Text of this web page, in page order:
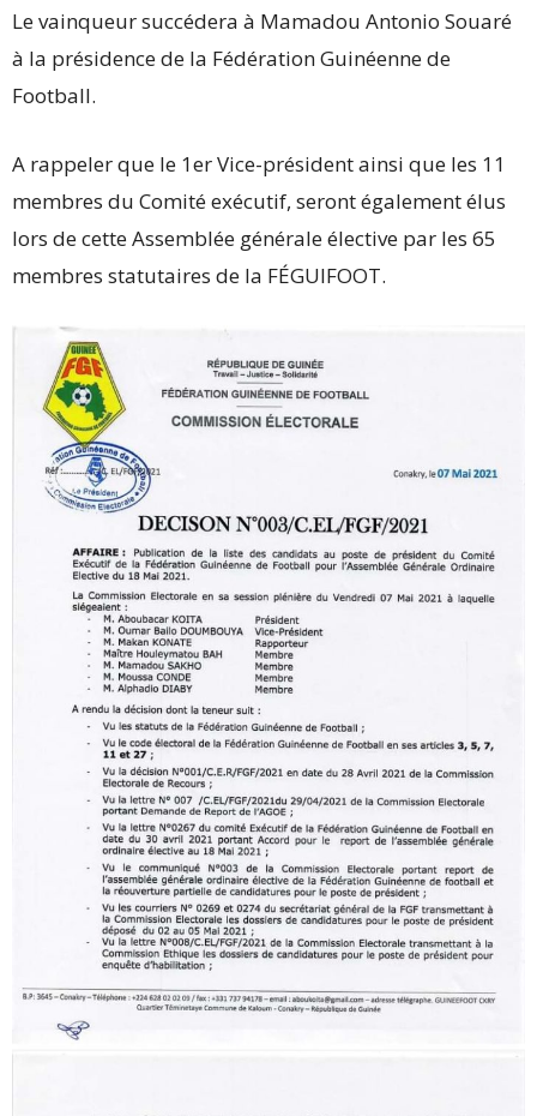
Le vainqueur succédera à Mamadou Antonio Souaré
à la présidence de la Fédération Guinéenne de
Football.
A rappeler que le 1er Vice-président ainsi que les 11
membres du Comité exécutif, seront également élus
lors de cette Assemblée générale élective par les 65
membres statutaires de la FÉGUIFOOT.